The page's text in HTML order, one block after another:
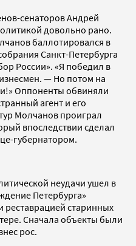
сенаторов Андрей
довольно рано.
баллотировался в
Санкт-Петербурга
России». «Я победил в
— Но потом на
Оппоненты обвиняли
агент и его
Молчанов проиграл
впоследствии сделал
губернатором.
неудачи ушел в
Петербурга»
реставрацией старинных
Сначала объекты были
рос.